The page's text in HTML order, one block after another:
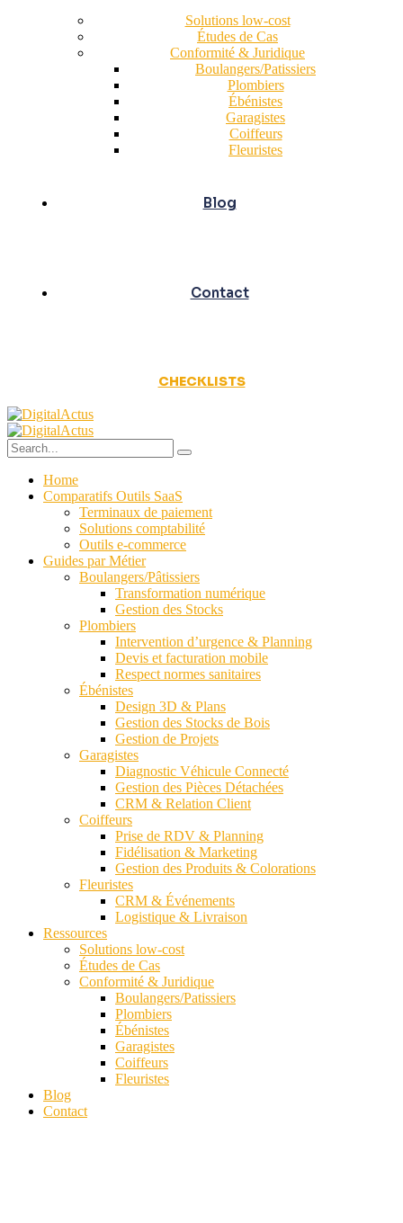
Solutions low-cost
Études de Cas
Conformité & Juridique
Boulangers/Patissiers
Plombiers
Ébénistes
Garagistes
Coiffeurs
Fleuristes
Blog
Contact
CHECKLISTS
Home
Comparatifs Outils SaaS
Terminaux de paiement
Solutions comptabilité
Outils e-commerce
Guides par Métier
Boulangers/Pâtissiers
Transformation numérique
Gestion des Stocks
Plombiers
Intervention d’urgence & Planning
Devis et facturation mobile
Respect normes sanitaires
Ébénistes
Design 3D & Plans
Gestion des Stocks de Bois
Gestion de Projets
Garagistes
Diagnostic Véhicule Connecté
Gestion des Pièces Détachées
CRM & Relation Client
Coiffeurs
Prise de RDV & Planning
Fidélisation & Marketing
Gestion des Produits & Colorations
Fleuristes
CRM & Événements
Logistique & Livraison
Ressources
Solutions low-cost
Études de Cas
Conformité & Juridique
Boulangers/Patissiers
Plombiers
Ébénistes
Garagistes
Coiffeurs
Fleuristes
Blog
Contact